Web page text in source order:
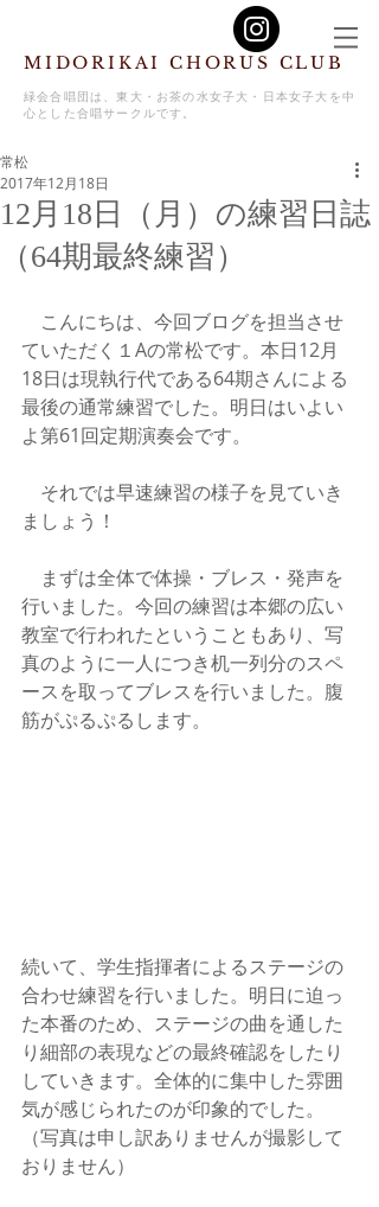
MIDORIKAI CHORUS CLUB
緑会合唱団は、東大・お茶の水女子大・日本女子大を中
心とした合唱サークルです。
12月18日（月）の練習日誌
（64期最終練習）
常松
2017年12月18日
こんにちは、今回ブログを担当させ
ていただく１Aの常松です。本日12月
18日は現執行代である64期さんによる
最後の通常練習でした。明日はいよい
よ第61回定期演奏会です。
それでは早速練習の様子を見ていき
ましょう！
まずは全体で体操・ブレス・発声を
行いました。今回の練習は本郷の広い
教室で行われたということもあり、写
真のように一人につき机一列分のスペ
ースを取ってブレスを行いました。腹
筋がぷるぷるします。
続いて、学生指揮者によるステージの
合わせ練習を行いました。明日に迫っ
た本番のため、ステージの曲を通した
り細部の表現などの最終確認をしたり
していきます。全体的に集中した雰囲
気が感じられたのが印象的でした。
（写真は申し訳ありませんが撮影して
おりません）